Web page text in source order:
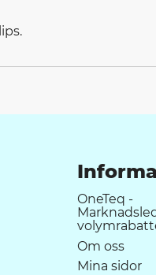
OneTeq -
Om oss
Mina sidor